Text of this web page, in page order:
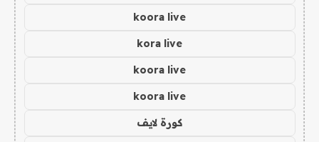
koora live
kora live
koora live
koora live
كورة لايف